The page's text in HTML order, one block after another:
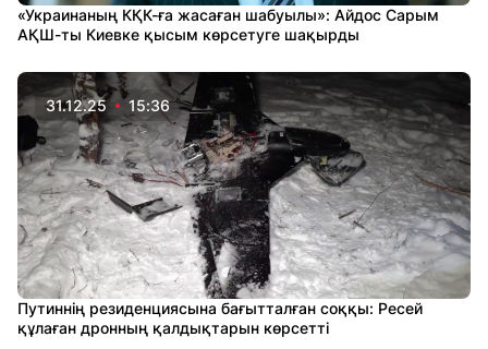
«Украинаның КҚК-ға жасаған шабуылы»: Айдос Сарым
АҚШ-ты Киевке қысым көрсетуге шақырды
31.12.25 15:36
Путиннің резиденциясына бағытталған соққы: Ресей
құлаған дронның қалдықтарын көрсетті